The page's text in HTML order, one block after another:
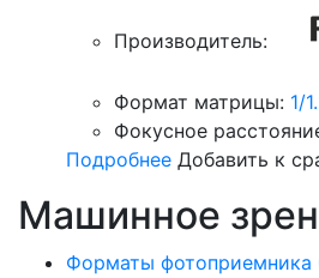
Производитель:
Формат матрицы: 1/
Фокусное
Подробнее Добавить к
Машинное
Форматы